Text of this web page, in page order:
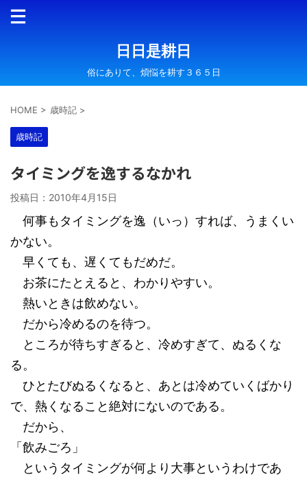
日日是耕日
俗にありて、煩悩を耕す３６５日
HOME > 歳時記 >
歳時記
タイミングを逸するなかれ
投稿日： 2010年4月15日
何事もタイミングを逸（いっ）すれば、うまくい
かない。
早くても、遅くてもだめだ。
お茶にたとえると、わかりやすい。
熱いときは飲めない。
だから冷めるのを待つ。
ところが待ちすぎると、冷めすぎて、ぬるくな
る。
ひとたびぬるくなると、あとは冷めていくばかり
で、熱くなること絶対にないのである。
だから、
「飲みごろ」
というタイミングが何より大事というわけであ